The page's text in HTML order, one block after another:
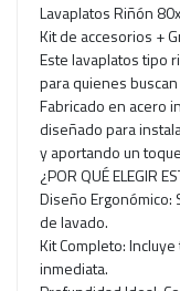
Lavaplatos Riñón
Kit de accesorios +
Este lavaplatos tipo
para quienes
Fabricado en acero
diseñado para
y aportando un
¿POR QUÉ ELEGIR
Diseño Ergonómico:
de lavado.
Kit Completo:
inmediata.